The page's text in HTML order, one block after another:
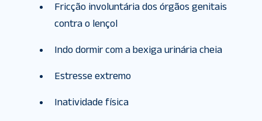
Fricção involuntária dos órgãos genitais
contra o lençol
Indo dormir com a bexiga urinária cheia
Estresse extremo
Inatividade física